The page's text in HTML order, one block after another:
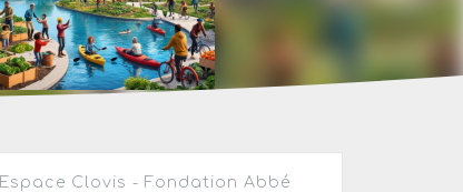
Espace Clovis - Fondation Abbé